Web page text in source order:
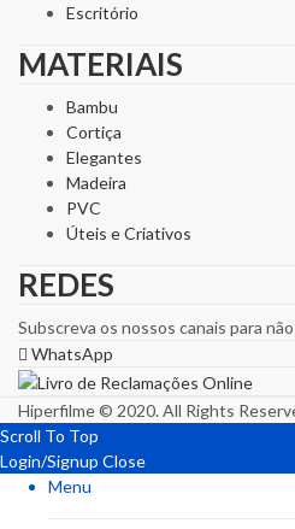
Escritório
MATERIAIS
Bambu
Cortiça
Elegantes
Madeira
PVC
Úteis e Criativos
REDES
Subscreva os nossos canais para
WhatsApp
Hiperfilme © 2020. All Rights
Scroll To Top
Login/Signup Close
Menu